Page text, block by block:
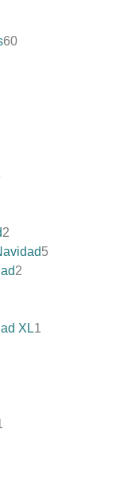
60
2
5
2
XL1